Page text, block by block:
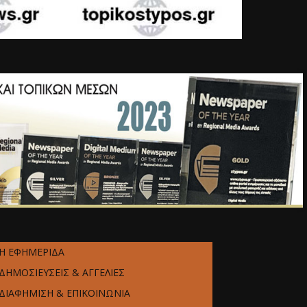
ΕΦΗΜΕΡΙΔΑ
& ΑΓΓΕΛΙΕΣ
& ΕΠΙΚΟΙΝΩΝΙΑ